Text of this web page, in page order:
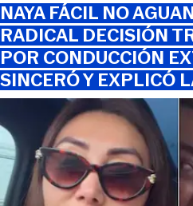
NAYA FÁCIL NO
RADICAL DECISIÓN
POR CONDUCCIÓN
SINCERÓ Y EXPLICÓ